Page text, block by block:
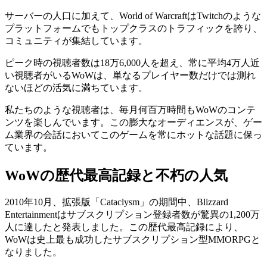
サーバーの人口に加えて、World of WarcraftはTwitchのような
プラットフォームでもトップクラスのトラフィックを誇り、
コミュニティが集結しています。
ピーク時の視聴者数は18万6,000人を超え、常に平均4万人近
い視聴者がいるWoWは、単なるプレイヤー数だけでは測れ
ないほどの活気に満ちています。
私たちのような視聴者は、毎月何百万時間もWoWのコンテ
ンツを楽しんでいます。この膨大なオーディエンスが、ゲー
ム業界の会話においてこのゲームを常にホットな話題に保っ
ています。
WoWの歴代最高記録と不朽の人気
2010年10月、拡張版「Cataclysm」の期間中、Blizzard
Entertainmentはサブスクリプション登録者数が驚異の1,200万
人に達したと発表しました。この歴代最高記録により、
WoWは史上最も成功したサブスクリプション型MMORPGと
なりました。